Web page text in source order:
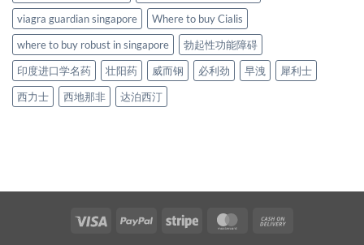
viagra guardian singapore
Where to buy Cialis
where to buy robust in singapore
勃起性功能障碍
印度进口学名药
壮阳药 威而钢 必利劲 早洩
犀利士
西力士
西地那非 达泊西汀
Visa PayPal Stripe MasterCard